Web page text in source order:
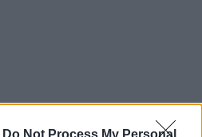
Do Not Process My Personal